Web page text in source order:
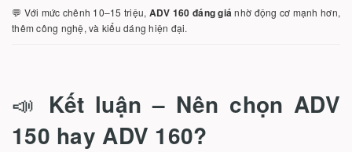
💬 Với mức chênh 10–15 triệu, ADV 160 đáng giánhờ động cơ mạnh hơn,
thêm công nghệ, và kiểu dáng hiện đại.
📣 Kết luận – Nên chọn ADV
150 hay ADV 160?